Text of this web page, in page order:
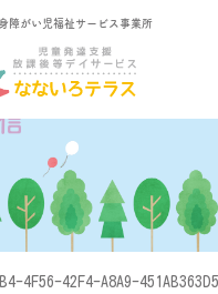
障がい児福祉サービス事業所
4F56-42F4-A8A9-